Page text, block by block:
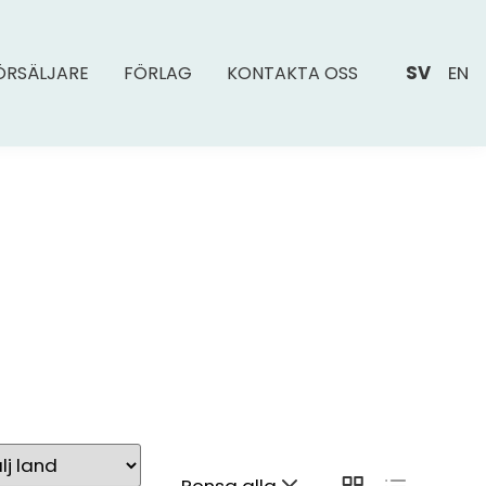
FÖRLAG KONTAKTA OSS SV EN